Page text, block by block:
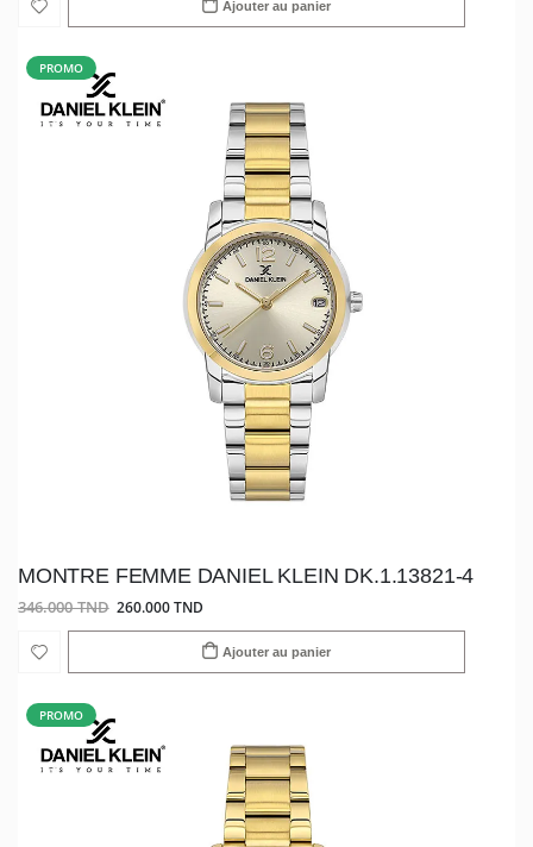
Ajouter au panier
PROMO
MONTRE FEMME DANIEL KLEIN DK.1.13821-4
346.000 TND 260.000 TND
Ajouter au panier
PROMO